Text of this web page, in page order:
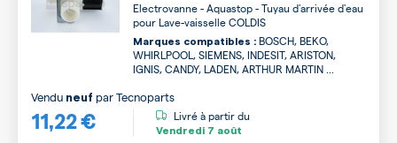
Electrovanne - Aquastop - Tuyau d'arrivée d'eau
pour Lave-vaisselle COLDIS
Marques compatibles : BOSCH, BEKO,
WHIRLPOOL, SIEMENS, INDESIT, ARISTON,
IGNIS, CANDY, LADEN, ARTHUR MARTIN ...
11,22 €
Vendu neuf parTecnoparts
Livré à partir du
Vendredi 7 août